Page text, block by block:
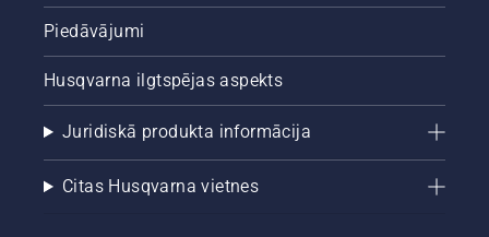
Piedāvājumi
Husqvarna ilgtspējas aspekts
Juridiskā produkta informācija
Citas Husqvarna vietnes